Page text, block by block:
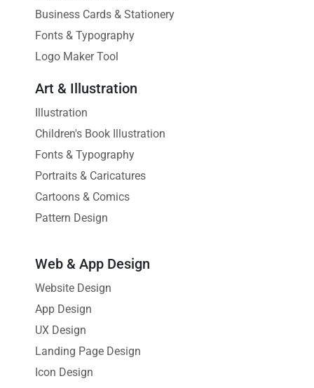
Business Cards & Stationery
Fonts & Typography
Logo Maker Tool
Art & Illustration
Illustration
Children's Book Illustration
Fonts & Typography
Portraits & Caricatures
Cartoons & Comics
Pattern Design
Web & App Design
Website Design
App Design
UX Design
Landing Page Design
Icon Design